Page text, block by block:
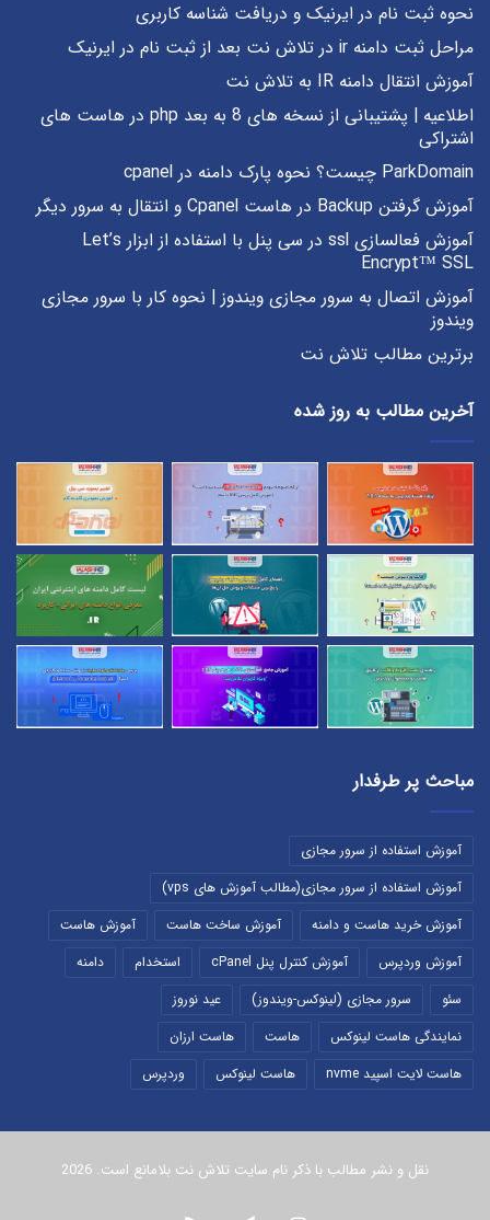
نحوه ثبت نام در ایرنیک و دریافت شناسه کاربری
مراحل ثبت دامنه ir در تلاش نت بعد از ثبت نام در ایرنیک
آموزش انتقال دامنه IR به تلاش نت
اطلاعیه | پشتیبانی از نسخه های 8 به بعد php در هاست های
اشتراکی
ParkDomain چیست؟ نحوه پارک دامنه در cpanel
آموزش گرفتن Backup در هاست Cpanel و انتقال به سرور دیگر
آموزش فعالسازی ssl در سی پنل با استفاده از ابزار Let’s
Encrypt™ SSL
آموزش اتصال به سرور مجازی ویندوز | نحوه کار با سرور مجازی
ویندوز
برترین مطالب تلاش نت
آخرین مطالب به روز شده
مباحث پر طرفدار
آموزش استفاده از سرور مجازی
آموزش استفاده از سرور مجازی(مطالب آموزش های vps)
آموزش خرید هاست و دامنه
آموزش ساخت هاست
آموزش هاست
آموزش وردپرس
آموزش کنترل پنل cPanel استخدام
دامنه
سئو
سرور مجازی (لینوکس-ویندوز)
عید نوروز
نمایندگی هاست لینوکس
هاست
هاست ارزان
هاست لایت اسپید nvme
هاست لینوکس وردپرس
نقل و نشر مطالب با ذکر نام سایت تلاش نت بلامانع است. 2026